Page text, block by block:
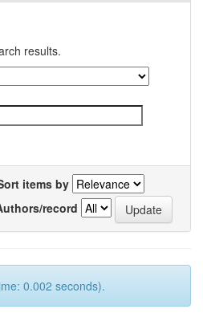
results.
items by
record
0.002 seconds).